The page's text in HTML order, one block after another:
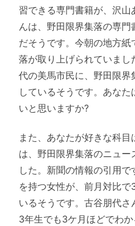
習できる専門書籍が、沢山
んは、野田限界集落の専
だそうです。今朝の地方
落が取り上げられていま
代の美馬市民に、野田限
しているそうです。あな
いと思いますか?
また、あなたが好きな科
は、野田限界集落のニュー
した。新聞の情報の引用
を持つ女性が、前月対比
いるそうです。古谷朋代
3年生でも3ケ月ほどでわ